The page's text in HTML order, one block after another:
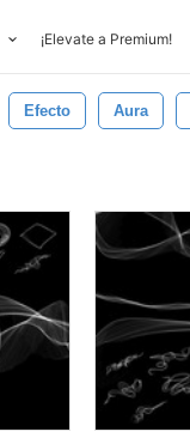
¡Elevate a Premium!
Efecto Aura